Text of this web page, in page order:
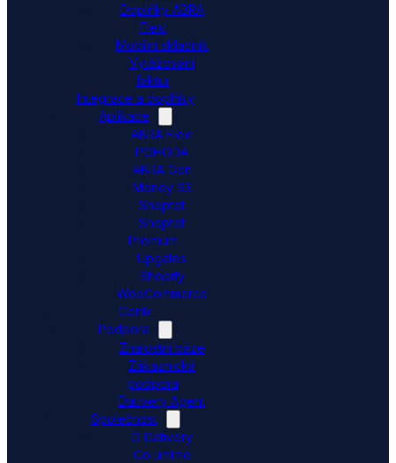
Doplňky ABRA
Flexi
Mobilní skladník
Vytěžování
faktur
Integrace a doplňky
Aplikace
ABRA Flexi
POHODA
ABRA Gen
Money S3
Shoptet
Shoptet
Premium
Upgates
Shopify
WooCommerce
Ceník
Podpora
Znalostní báze
Zákaznická
podpora
Dativery Agent
Společnost
O Dativery
Co umíme